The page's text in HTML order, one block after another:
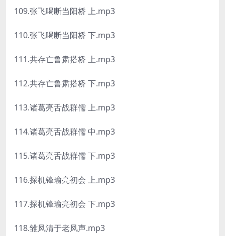
109.张飞喝断当阳桥 上.mp3
110.张飞喝断当阳桥 下.mp3
111.共存亡鲁肃搭桥 上.mp3
112.共存亡鲁肃搭桥 下.mp3
113.诸葛亮舌战群儒 上.mp3
114.诸葛亮舌战群儒 中.mp3
115.诸葛亮舌战群儒 下.mp3
116.探机锋瑜亮初会 上.mp3
117.探机锋瑜亮初会 下.mp3
118.雏凤清于老凤声.mp3